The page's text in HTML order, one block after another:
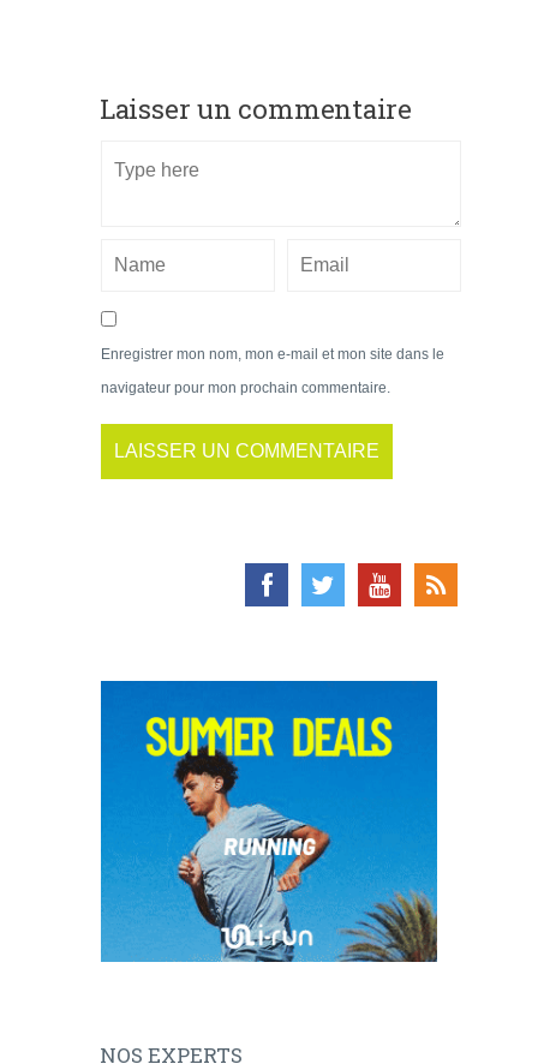
Laisser un commentaire
Enregistrer mon nom, mon e-mail et mon site dans le
navigateur pour mon prochain commentaire.
NOS EXPERTS